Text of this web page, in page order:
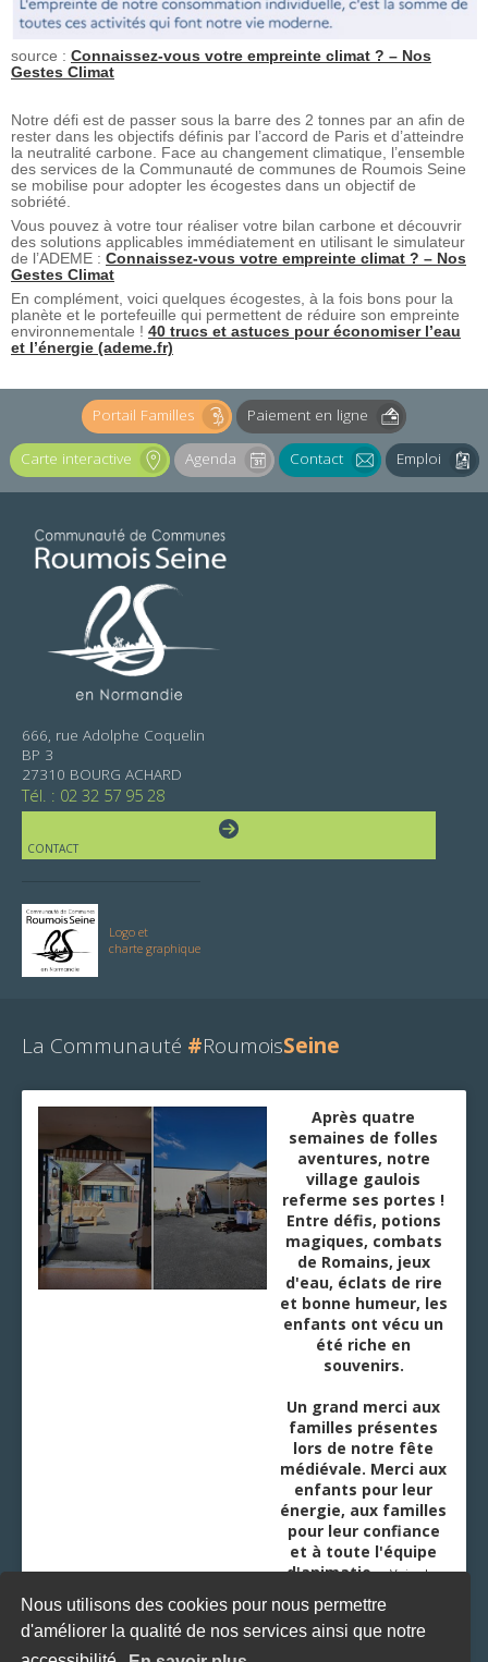
Nous utilisons des cookies pour nous permettre
d'améliorer la qualité de nos services ainsi que notre
source : Connaissez-vous votre empreinte climat ? – Nos
Gestes Climat
Notre défi est de passer sous la barre des 2 tonnes par an afin de
rester dans les objectifs définis par l’accord de Paris et d’atteindre
la neutralité carbone. Face au changement climatique, l’ensemble
des services de la Communauté de communes de Roumois Seine
se mobilise pour adopter les écogestes dans un objectif de
sobriété.
Vous pouvez à votre tour réaliser votre bilan carbone et découvrir
des solutions applicables immédiatement en utilisant le simulateur
de l’ADEME : Connaissez-vous votre empreinte climat ? – Nos
Gestes Climat
En complément, voici quelques écogestes, à la fois bons pour la
planète et le portefeuille qui permettent de réduire son empreinte
environnementale ! 40 trucs et astuces pour économiser l’eau
et l’énergie (ademe.fr)
Portail Familles Paiement en ligne
Carte interactive Agenda Contact Emploi
666, rue Adolphe Coquelin
BP 3
27310 BOURG ACHARD
Tél. : 02 32 57 95 28
CONTACT
Logo et
charte graphique
La Communauté #RoumoisSeine
Après quatre
semaines de folles
aventures, notre
village gaulois
referme ses portes !
Entre défis, potions
magiques, combats
de Romains, jeux
d'eau, éclats de rire
et bonne humeur, les
enfants ont vécu un
été riche en
souvenirs.
Un grand merci aux
familles présentes
lors de notre fête
médiévale. Merci aux
enfants pour leur
énergie, aux familles
pour leur confiance
et à toute l'équipe
d'animatio ...Voir plus